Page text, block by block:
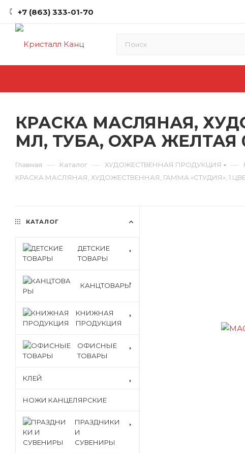
+7 (863) 333-01-70
КРАСКА МАСЛЯНАЯ,
МЛ, ТУБА, ОХРА ЖЕЛТАЯ
Главная — Каталог — ХУДОЖЕСТВЕННАЯ ПРОДУКЦИЯ —
КРАСКА МАСЛЯНАЯ, ХУДОЖЕСТВЕННАЯ, ГАММА «СТУДИЯ», 1
КАТАЛОГ
ДЕТСКИЕ
ТОВАРЫ
КАНЦТОВАРЫ
КНИЖНАЯ
ПРОДУКЦИЯ
ОФИСНЫЕ
ТОВАРЫ
КЛЕЙ
НОЖИ КАНЦЕЛЯРСКИЕ
ПРАЗДНИКИ
И
СУВЕНИРЫ